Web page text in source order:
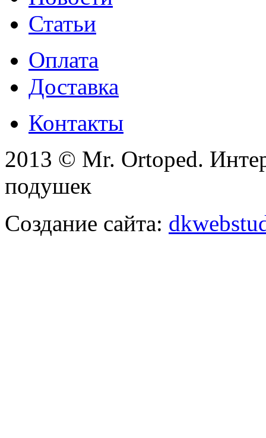
Статьи
Оплата
Доставка
Контакты
2013 © Mr. Ortoped.
подушек
Создание сайта: